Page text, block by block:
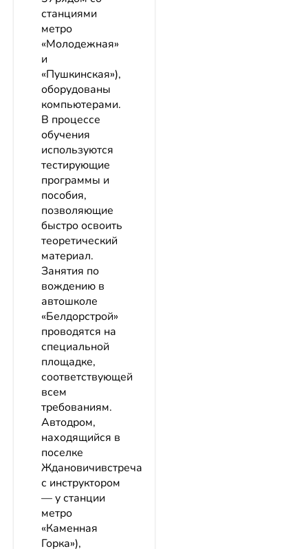
станциями
метро
«Молодежная»
и
«Пушкинская»),
оборудованы
компьютерами.
В процессе
обучения
используются
тестирующие
программы и
пособия,
позволяющие
быстро освоить
теоретический
материал.
Занятия по
вождению в
автошколе
«Белдорстрой»
проводятся на
специальной
площадке,
соответствующей
всем
требованиям.
Автодром,
находящийся в
поселке
Ждановичивстреча
с инструктором
— у станции
метро
«Каменная
Горка»),